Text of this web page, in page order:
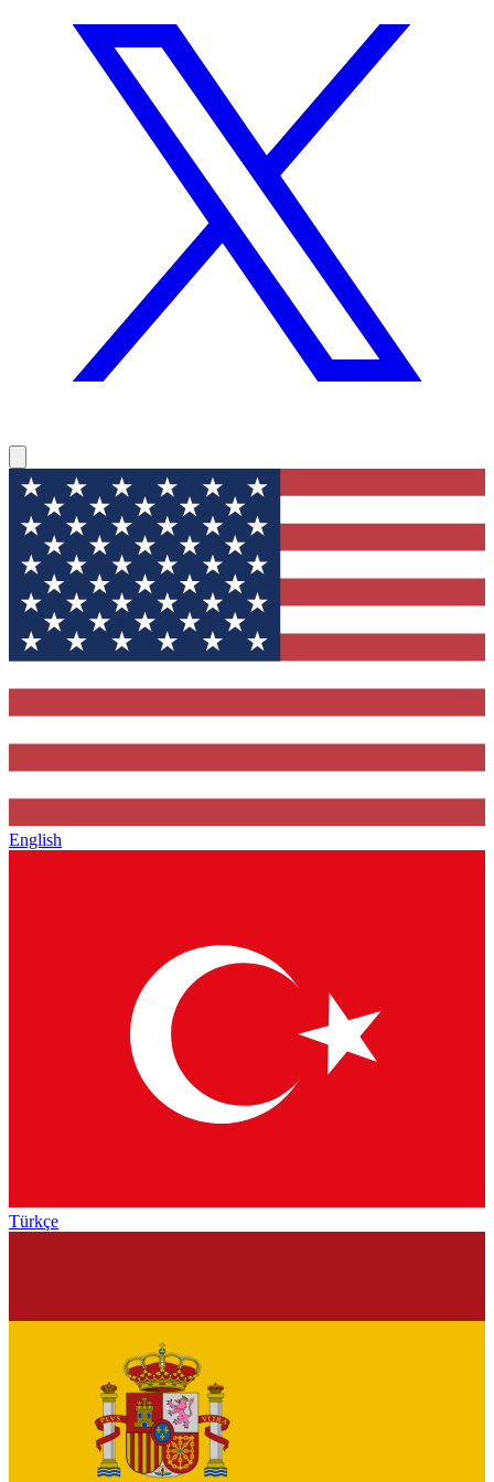
English
Türkçe